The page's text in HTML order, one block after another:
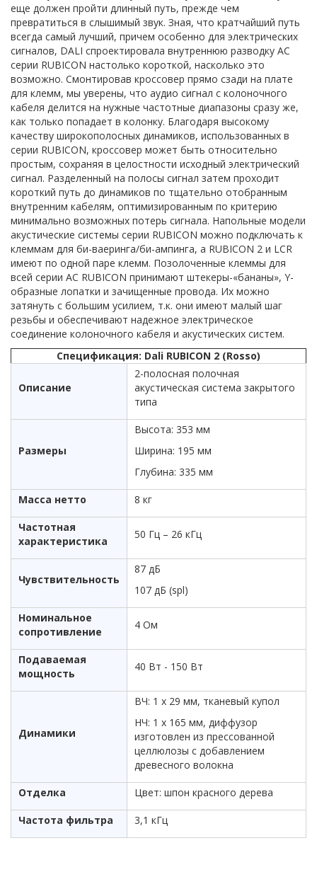
еще должен пройти длинный путь, прежде чем
превратиться в слышимый звук. Зная, что кратчайший путь
всегда самый лучший, причем особенно для электрических
сигналов, DALI спроектировала внутреннюю разводку АС
серии RUBICON настолько короткой, насколько это
возможно. Смонтировав кроссовер прямо сзади на плате
для клемм, мы уверены, что аудио сигнал с колоночного
кабеля делится на нужные частотные диапазоны сразу же,
как только попадает в колонку. Благодаря высокому
качеству широкополосных динамиков, использованных в
серии RUBICON, кроссовер может быть относительно
простым, сохраняя в целостности исходный электрический
сигнал. Разделенный на полосы сигнал затем проходит
короткий путь до динамиков по тщательно отобранным
внутренним кабелям, оптимизированным по критерию
минимально возможных потерь сигнала. Напольные модели
акустические системы серии RUBICON можно подключать к
клеммам для би-ваеринга/би-ампинга, а RUBICON 2 и LCR
имеют по одной паре клемм. Позолоченные клеммы для
всей серии АС RUBICON принимают штекеры-«бананы», Y-
образные лопатки и зачищенные провода. Их можно
затянуть с большим усилием, т.к. они имеют малый шаг
резьбы и обеспечивают надежное электрическое
соединение колоночного кабеля и акустических систем.
Спецификация: Dali RUBICON 2 (Rosso)
Описание
2-полосная полочная
акустическая система закрытого
типа
Размеры
Высота: 353 мм
Ширина: 195 мм
Глубина: 335 мм
Масса нетто 8 кг
Частотная
характеристика
50 Гц – 26 кГц
Чувствительность
87 дБ
107 дБ (spl)
Номинальное
сопротивление
4 Ом
Подаваемая
мощность
40 Вт - 150 Вт
Динамики
ВЧ: 1 х 29 мм, тканевый купол
НЧ: 1 х 165 мм, диффузор
изготовлен из прессованной
целлюлозы с добавлением
древесного волокна
Отделка Цвет: шпон красного дерева
Частота фильтра 3,1 кГц